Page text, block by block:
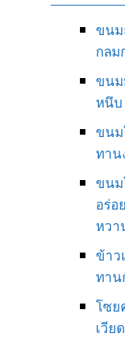
ขนม
กลม
ขนม
หนึบ
ขนม
ทาน
ขนม
อร่อ
หวา
ข้าว
ทาน
โซย
เวีย